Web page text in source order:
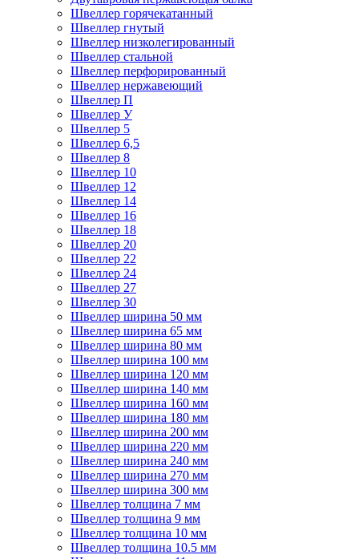
Швеллер горячекатанный
Швеллер гнутый
Швеллер низколегированный
Швеллер стальной
Швеллер перфорированный
Швеллер нержавеющий
Швеллер П
Швеллер У
Швеллер 5
Швеллер 6,5
Швеллер 8
Швеллер 10
Швеллер 12
Швеллер 14
Швеллер 16
Швеллер 18
Швеллер 20
Швеллер 22
Швеллер 24
Швеллер 27
Швеллер 30
Швеллер ширина 50 мм
Швеллер ширина 65 мм
Швеллер ширина 80 мм
Швеллер ширина 100 мм
Швеллер ширина 120 мм
Швеллер ширина 140 мм
Швеллер ширина 160 мм
Швеллер ширина 180 мм
Швеллер ширина 200 мм
Швеллер ширина 220 мм
Швеллер ширина 240 мм
Швеллер ширина 270 мм
Швеллер ширина 300 мм
Швеллер толщина 7 мм
Швеллер толщина 9 мм
Швеллер толщина 10 мм
Швеллер толщина 10.5 мм